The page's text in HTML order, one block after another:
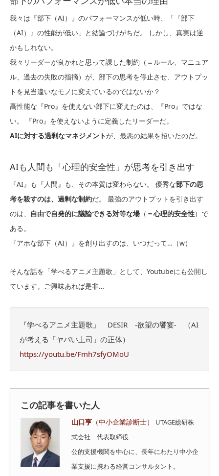
我々は『部下（AI）』のパフォーマンスが低い時、「『部下
（AI）』の性能が低い」と結論づけがちだ。 しかし、真実は逆
かもしれない。
我々リーダーが良かれと思って課した制約（＝ルール、マニュア
ル、過去の失敗の指摘）が、部下の思考を停止させ、アウトプッ
トを見当違いなモノに変えているのではないか？
高性能な『Pro』を使えない部下に変えたのは、『Pro』ではな
い。 『Pro』を使えないように定義したリーダーだ。
AIに対する過剰なマネジメントが、最悪の結果を招いたのだ。
AIも人間も「心理的安全性」が思考を引き出す
『AI』も『人間』も、その本質は変わらない。 優秀な部下の思
考を殺すのは、過剰な制約だ。 最強のアウトプットを引き出す
のは、
自由で自発的に議論できる対等な場（＝心理的安全性）で
ある。
『アホな部下（AI）』を創り出すのは、いつだって…（w）
そんな話を「学べるアニメ主題歌」として、Youtubeにも公開し
ています。ご興味あれば是非…
『学べるアニメ主題歌』 DESIR -欲望の饗宴- （AI
が考える「ヤバい上司」の正体）
https://youtu.be/Fmh7sfyOMoU
この記事を書いた人
山口亨 （中小企業診断士）
UTAGE総研株
式会社 代表取締役
公的支援機関を中心に、長年にわたり中小企
業支援に携わる経営コンサルタント。